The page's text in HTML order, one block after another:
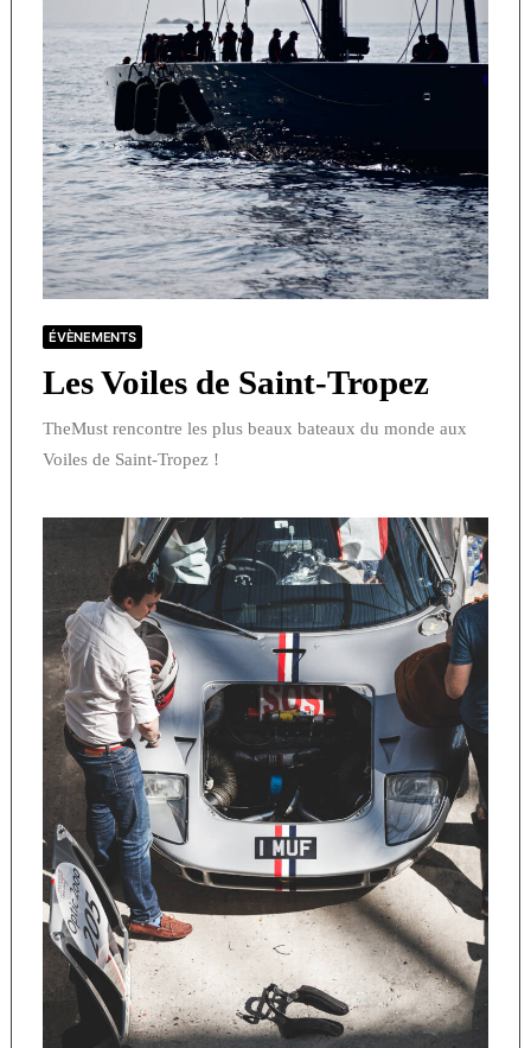
ÉVÈNEMENTS
Les Voiles de Saint-Tropez
TheMust rencontre les plus beaux bateaux du monde aux
Voiles de Saint-Tropez !